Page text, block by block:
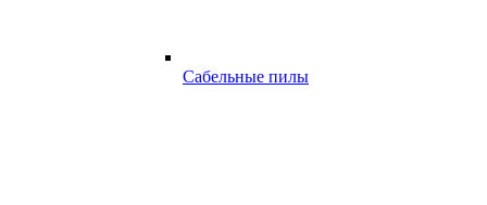
Сабельные пилы